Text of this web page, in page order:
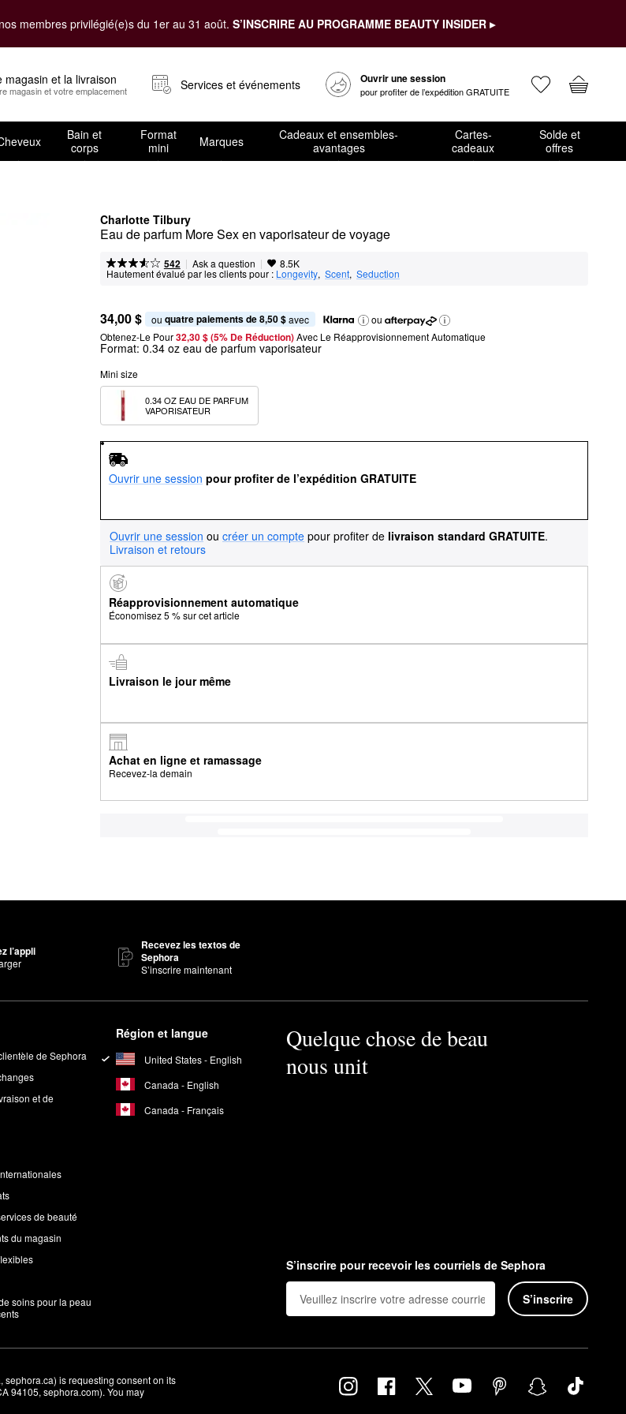
membres privilégié(e)s du 1er au 31 août. S’INSCRIRE AU PROGRAMME BEAUTY INSIDER ▸
magasin et la livraison
magasin et votre emplacement Services et événements Ouvrir une session
pour profiter de l’expédition GRATUITE
Bain et
corps
Format
mini
Marques
Cadeaux et ensembles-
avantages
Cartes-
cadeaux
Solde et
offres
Charlotte Tilbury
Eau de parfum More Sex en vaporisateur de voyage
542 | Ask a question | 8.5K
Hautement évalué par les clients pour : Longevity, Scent, Seduction
34,00 $ ou quatre paiements de 8,50 $ avec
ou
Obtenez-Le Pour32,30 $ (5% De Réduction) Avec Le Réapprovisionnement Automatique
Format: 0.34 oz eau de parfum vaporisateur
Mini size
0.34 OZ EAU DE PARFUM
VAPORISATEUR
Ouvrir une session pour profiter de l’expédition GRATUITE
Ouvrir une session ou créer un compte pour profiter de livraison standard GRATUITE.
Livraison et retours
Réapprovisionnement automatique
Économisez 5 % sur cet article
Livraison le jour même
Achat en ligne et ramassage
Recevez-la demain
l’appli
Recevez les textos de
Sephora
S’inscrire maintenant
de Sephora
et de
de beauté
du magasin
soins pour la peau
Région et langue
United States - English
Canada - English
Canada - Français
Quelque chose de beau
nous unit
S’inscrire pour recevoir les courriels de Sephora
S’inscrire
sephora.ca) is requesting consent on its
94105, sephora.com). You may